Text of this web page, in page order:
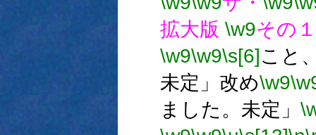
拡大版 \w9その
\w9\w9\s[6]こと
未定」改め\w9
ました。未定」